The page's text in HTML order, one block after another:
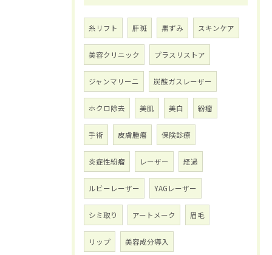
糸リフト 肝斑 黒ずみ スキンケア
美容クリニック プラスリストア
ジャンマリーニ 炭酸ガスレーザー
ホクロ除去 美肌 美白 紛瘤
手術 皮膚腫瘍 保険診療
炎症性紛瘤 レーザー 経過
ルビーレーザー YAGレーザー
シミ取り アートメーク 眉毛
リップ 美容成分導入